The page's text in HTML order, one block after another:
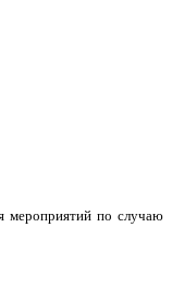
мероприятий по случаю